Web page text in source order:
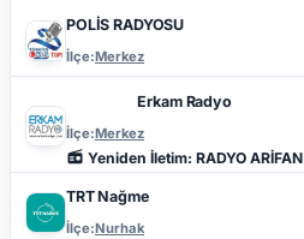
POLİS RADYOSU
İlçe:Merkez
Erkam Radyo
İlçe:Merkez
Yeniden İletim: RADYO ARİFAN
TRT Nağme
İlçe:Nurhak